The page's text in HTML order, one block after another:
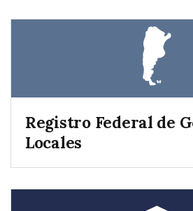
Registro Federal de
Locales